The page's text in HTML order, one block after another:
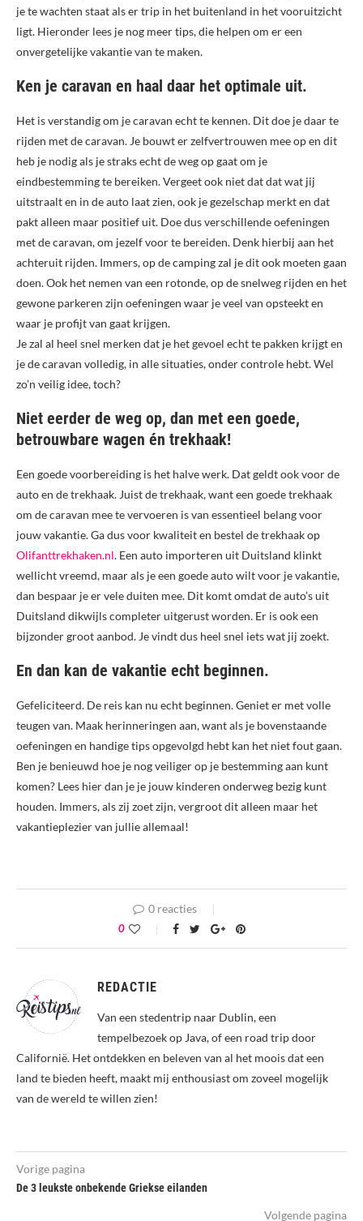
je te wachten staat als er trip in het buitenland in het vooruitzicht
ligt. Hieronder lees je nog meer tips, die helpen om er een
onvergetelijke vakantie van te maken.
Ken je caravan en haal daar het optimale uit.
Het is verstandig om je caravan echt te kennen. Dit doe je daar te
rijden met de caravan. Je bouwt er zelfvertrouwen mee op en dit
heb je nodig als je straks echt de weg op gaat om je
eindbestemming te bereiken. Vergeet ook niet dat dat wat jij
uitstraalt en in de auto laat zien, ook je gezelschap merkt en dat
pakt alleen maar positief uit. Doe dus verschillende oefeningen
met de caravan, om jezelf voor te bereiden. Denk hierbij aan het
achteruit rijden. Immers, op de camping zal je dit ook moeten gaan
doen. Ook het nemen van een rotonde, op de snelweg rijden en het
gewone parkeren zijn oefeningen waar je veel van opsteekt en
waar je profijt van gaat krijgen.
Je zal al heel snel merken dat je het gevoel echt te pakken krijgt en
je de caravan volledig, in alle situaties, onder controle hebt. Wel
zo’n veilig idee, toch?
Niet eerder de weg op, dan met een goede,
betrouwbare wagen én trekhaak!
Een goede voorbereiding is het halve werk. Dat geldt ook voor de
auto en de trekhaak. Juist de trekhaak, want een goede trekhaak
om de caravan mee te vervoeren is van essentieel belang voor
jouw vakantie. Ga dus voor kwaliteit en bestel de trekhaak op
Olifanttrekhaken.nl. Een auto importeren uit Duitsland klinkt
wellicht vreemd, maar als je een goede auto wilt voor je vakantie,
dan bespaar je er vele duiten mee. Dit komt omdat de auto’s uit
Duitsland dikwijls completer uitgerust worden. Er is ook een
bijzonder groot aanbod. Je vindt dus heel snel iets wat jij zoekt.
En dan kan de vakantie echt beginnen.
Gefeliciteerd. De reis kan nu echt beginnen. Geniet er met volle
teugen van. Maak herinneringen aan, want als je bovenstaande
oefeningen en handige tips opgevolgd hebt kan het niet fout gaan.
Ben je benieuwd hoe je nog veiliger op je bestemming aan kunt
komen? Lees hier dan je je jouw kinderen onderweg bezig kunt
houden. Immers, als zij zoet zijn, vergroot dit alleen maar het
vakantieplezier van jullie allemaal!
0 reacties
0
REDACTIE
Van een stedentrip naar Dublin, een
tempelbezoek op Java, of een road trip door
Californië. Het ontdekken en beleven van al het moois dat een
land te bieden heeft, maakt mij enthousiast om zoveel mogelijk
van de wereld te willen zien!
Vorige pagina
De 3 leukste onbekende Griekse eilanden
Volgende pagina